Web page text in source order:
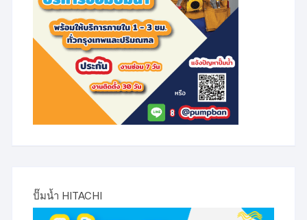
ปั๊มน้ำ HITACHI